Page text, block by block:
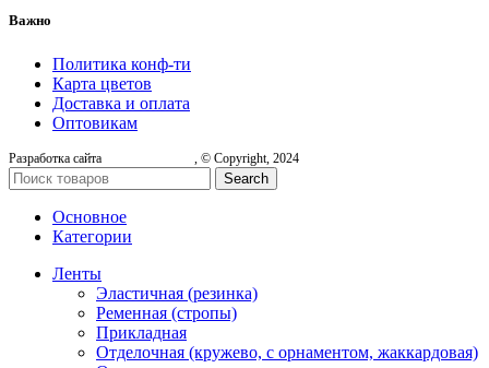
Важно
Политика конф-ти
Карта цветов
Доставка и оплата
Оптовикам
Разработка сайта , © Copyright, 2024
Search
Основное
Категории
Ленты
Эластичная (резинка)
Ременная (стропы)
Прикладная
Отделочная (кружево, с орнаментом, жаккардовая)